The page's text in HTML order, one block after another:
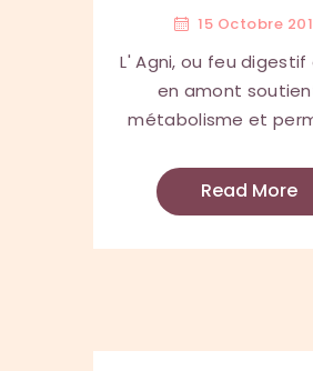
15 Octobre
L' Agni, ou feu digestif
en amont
métabolisme et
Read More